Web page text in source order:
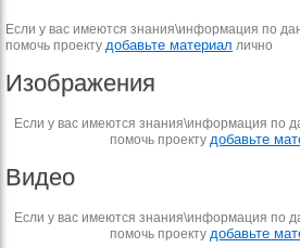
Если у вас имеются знания\информация по
помочь проекту добавьте материал лично
Изображения
Если у вас имеются знания\информация по
помочь проекту добавьте
Видео
Если у вас имеются знания\информация по
помочь проекту добавьте